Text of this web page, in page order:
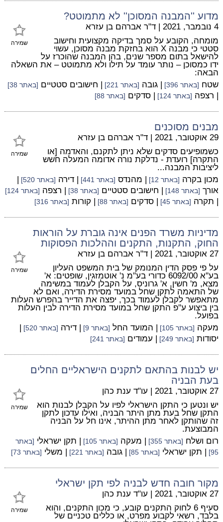
מדוע ''המבנה המסוכן'' לא מתמוטט?
שמירה
4 נובמבר, 2021 | ד"ר אברהם בן עזרא
מומחה, הקובע על סמך בדיקה מקצועית וחישוב
סטטי כי מבנה X הוא בחזקת מבנה מסוכן, עשוי
להישאל בתום מספר שנים, בהן המבנה שהוכרז על
ידו כמסוכן – נותר עומד על תילו ולא מתמוטט – את השאלה
הבאה:
שטח [באתר 396] | גובה [באתר 221] | חישובים סטטיים [באתר 38]
| רצפה [באתר 124] | סדקים [באתר 88]
מבנים מסוכנים
שמירה
29 אוקטובר, 2021 | ד"ר אברהם בן עזרא
כשמופיעים סדקים שלא ניתן לתקנם, והאדמה [או
התקרה] רועדת - נדלקת נורה אדומה המעלה חשש
ליציבות המבנה...
מכון בקרה [באתר 12] | מהנדס [באתר 441] | דירה [באתר 520]
|
אורך [באתר 148] | חישובים סטטיים [באתר 38] | רצפה [באתר 124]
| תקרה [באתר 45] | סדקים [באתר 88] | קורות [באתר 316]
מדיניות משרד הפנים אינה גוברת על הוראות
החוק, התקנות, התקנים וההלכות הפסוקות
שמירה
27 אוקטובר, 2021 | ד"ר אברהם בן עזרא
על פי פסק הדין המנומק של בית המשפט העליון
בע''א 6092/00 כדורי בע''מ נ' אוטמזגין, שופטים: א'
מצא, מ' חשין, א' גרוניס, על הקבלן לעמוד במשימה
של התאמה לתקן שחל במועד מסירת הדירה, ואם לא
מתאפשר לקבלן לעמוד בכך, יפצה את הדייר בהפרש העלות
בין ביצוע ע''פ התקן שחל במועד מסירת הדירה לבין העלות
בפועל.
מעקה [באתר 105] | המועד החל [באתר 9] | דירה [באתר 520]
|
יסודות [באתר 249] | עמודים [באתר 241]
יש לבנות בהתאם לתקנים הישראליים החלים
בעת הבניה
שמירה
27 אוקטובר, 2021 | עו"ד ענת כהן
יש ונטען כי התקן הישראלי לפיו על הקבלן לבנות הוא
התקן שחל בעת מתן היתר הבניה, ואילו עדכון לתקן
זה שהותקן לאחר מתן ההיתר, אינו חל על הבניה
המבוצעת.
רום ושלח [באתר 355] | מעקה [באתר 105] | תקן ישראלי [באתר
95]
| תקן ישראלי [באתר 85] | גובה [באתר 221] | משלי [באתר 73]
מקור חובה חדש לבניה לפי תקן ישראלי
שמירה
27 אוקטובר, 2021 | עו"ד ענת כהן
סעיף 6 לחוק התקנים קובע, כי מכון התקנים, והוא
בלבד, רשאי לקבוע מפרט, או כללים טכניים של